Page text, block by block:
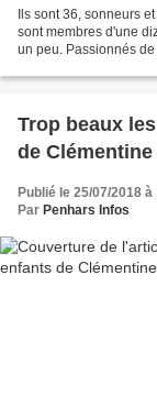
Ils sont 36, sonneurs
sont membres d'une
un peu. Passionnés
Trop beaux
de Clémentine
Publié le 25/07/2018 à
Par Penhars Infos